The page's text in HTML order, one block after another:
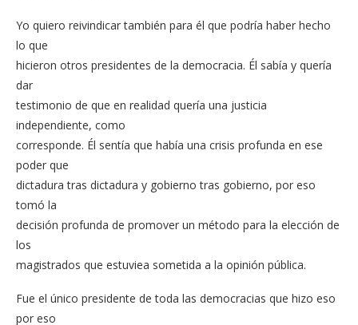
Yo quiero reivindicar también para él que podría haber hecho
lo que
hicieron otros presidentes de la democracia. Él sabía y quería
dar
testimonio de que en realidad quería una justicia
independiente, como
corresponde. Él sentía que había una crisis profunda en ese
poder que
dictadura tras dictadura y gobierno tras gobierno, por eso
tomó la
decisión profunda de promover un método para la elección de
los
magistrados que estuviea sometida a la opinión pública.
Fue el único presidente de toda las democracias que hizo eso
por eso